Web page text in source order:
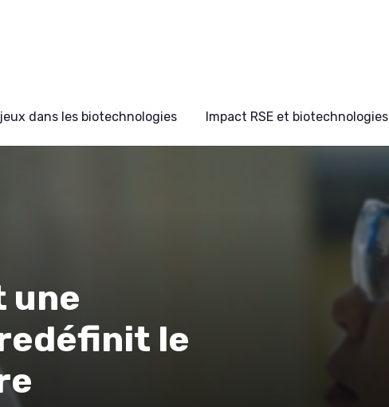
dans les biotechnologies Impact RSE et biotechnologies
une
le